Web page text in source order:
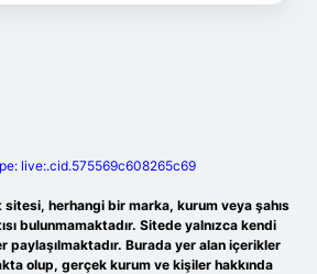
live:.cid.575569c608265c69
sitesi, herhangi bir marka, kurum veya şahıs
bulunmamaktadır. Sitede yalnızca kendi
paylaşılmaktadır. Burada yer alan içerikler
olup, gerçek kurum ve kişiler hakkında